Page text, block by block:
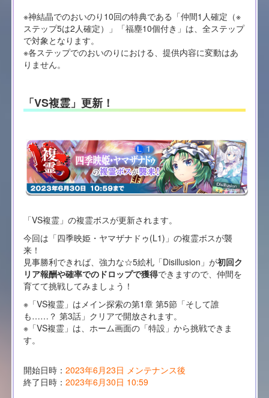
※神結晶でのおいのり10回の特典である「仲間1人確定（※
ステップ5は2人確定）」「福塵10個付き」は、全ステップ
で対象となります。
※各ステップでのおいのりにおける、提供内容に変動はあ
りません。
「VS複霊」更新！
「VS複霊」の複霊ボスが更新されます。
今回は「四季映姫・ヤマザナドゥ(L1)」の複霊ボスが襲
来！
見事勝利できれば、強力な☆5絵札「Disillusion」が初回ク
リア報酬や確率でのドロップで獲得できますので、仲間を
育てて挑戦してみましょう！
※「VS複霊」はメイン探索の第1章 第5節「そして誰
も……？ 第3話」クリアで開放されます。
※「VS複霊」は、ホーム画面の「特設」から挑戦できま
す。
開始日時： 2023年6月23日 メンテナンス後
終了日時： 2023年6月30日 10:59